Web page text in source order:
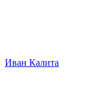
Иван Калита